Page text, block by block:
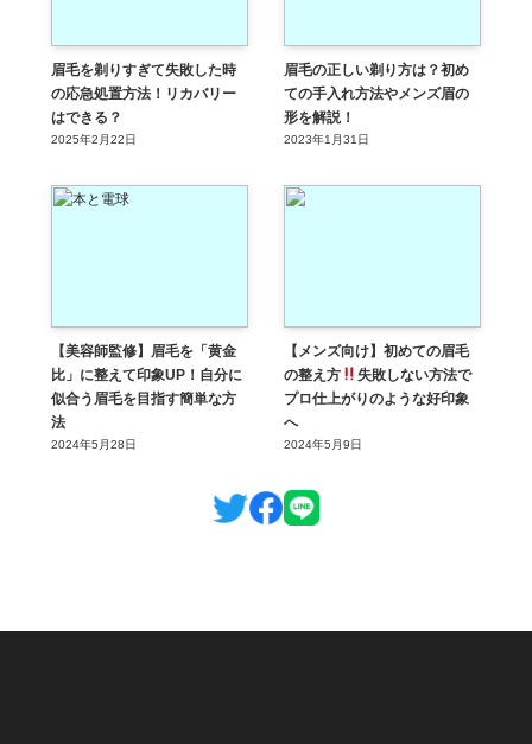
眉毛を剃りすぎて失敗した時
の応急処置方法！リカバリー
はできる？
2025年2月22日
眉毛の正しい剃り方は？初め
ての手入れ方法やメンズ眉の
形を解説！
2023年1月31日
【美容師監修】眉毛を「黄金
比」に整えて印象UP！自分に
似合う眉毛を目指す簡単な方
法
2024年5月28日
【メンズ向け】初めての眉毛
の整え方
失敗しない方法で
プロ仕上がりのような好印象
へ
2024年5月9日